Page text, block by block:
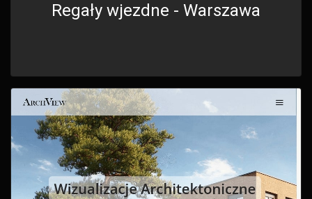
Regały wjezdne - Warszawa